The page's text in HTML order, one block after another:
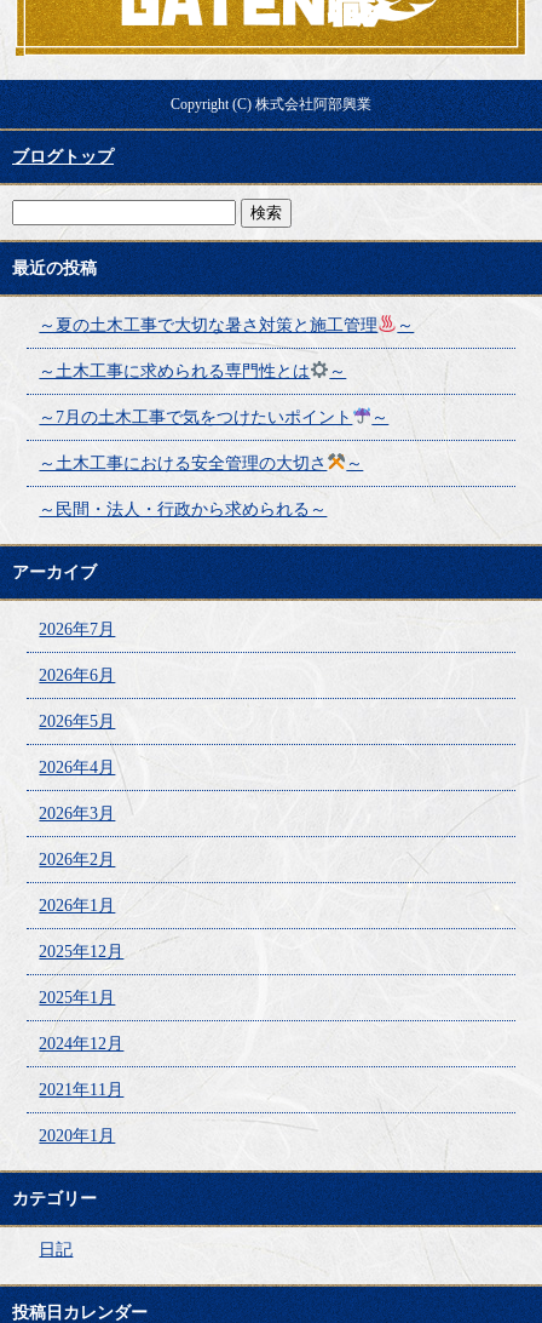
Copyright (C) 株式会社阿部興業
ブログトップ
最近の投稿
～夏の土木工事で大切な暑さ対策と施工管理 ～
～土木工事に求められる専門性とは ～
～7月の土木工事で気をつけたいポイント ～
～土木工事における安全管理の大切さ ～
～民間・法人・行政から求められる～
アーカイブ
2026年7月
2026年6月
2026年5月
2026年4月
2026年3月
2026年2月
2026年1月
2025年12月
2025年1月
2024年12月
2021年11月
2020年1月
カテゴリー
日記
投稿日カレンダー